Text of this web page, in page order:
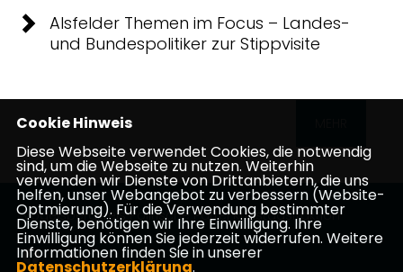
Alsfelder Themen im Focus – Landes-
und Bundespolitiker zur Stippvisite
Vogelsbergkreis Politische Partei Kreistagsfraktion
Cookie Hinweis
Diese Webseite verwendet Cookies, die notwendig
sind, um die Webseite zu nutzen. Weiterhin
verwenden wir Dienste von Drittanbietern, die uns
helfen, unser Webangebot zu verbessern (Website-
Optmierung). Für die Verwendung bestimmter
Dienste, benötigen wir Ihre Einwilligung. Ihre
Einwilligung können Sie jederzeit widerrufen. Weitere
Informationen finden Sie in unserer
Datenschutzerklärung.